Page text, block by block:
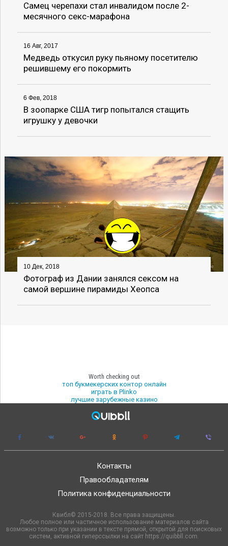
Самец черепахи стал инвалидом после 2-
месячного секс-марафона
16 Авг, 2017
Медведь откусил руку пьяному посетителю
решившему его покормить
6 Фев, 2018
В зоопарке США тигр попытался стащить
игрушку у девочки
10 Дек, 2018
Фотограф из Дании занялся сексом на
самой вершине пирамиды Хеопса
Worth checking out
топ букмекерских контор онлайн
играть в Plinko
лучшие зарубежные казино
Контакты
Правообладателям
Политика конфиденциальности
Квибл© 2015-2018. Все права защищены.
Любое полное или частичное использование материалов сайта
возможно только при указании в тексте прямой, открытой для поисковых
систем, активной гиперссылки на сайт https://quibbll.com.